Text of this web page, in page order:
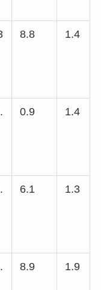
8.8 1.4
0.9 1.4
6.1 1.3
8.9 1.9